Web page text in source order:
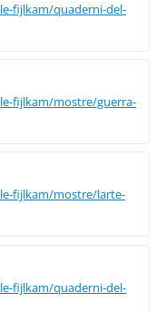
fijlkam/quaderni-del-
fijlkam/mostre/guerra-
fijlkam/mostre/larte-
fijlkam/quaderni-del-